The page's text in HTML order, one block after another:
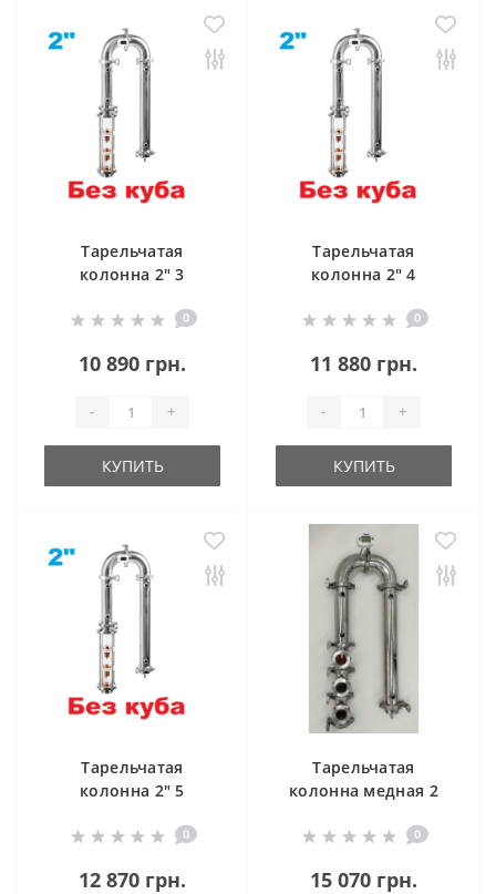
Тарельчатая
колонна 2" 3
дефлегматор,
0
10 890 грн.
- +
КУПИТЬ
Тарельчатая
колонна 2" 4
дефлегматор,
0
11 880 грн.
- +
КУПИТЬ
Тарельчатая
колонна 2" 5
дефлегматор,
0
12 870 грн.
Тарельчатая
колонна медная 2
0
15 070 грн.